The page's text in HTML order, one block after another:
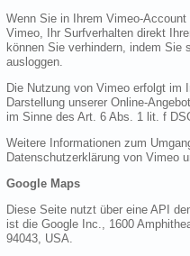
Wenn Sie in Ihrem Vimeo-
Vimeo, Ihr Surfverhalten direkt
können Sie verhindern, indem
ausloggen.
Die Nutzung von Vimeo erfolgt im
Darstellung unserer Online-
im Sinne des Art. 6 Abs. 1 lit. f
Weitere Informationen zum
Datenschutzerklärung von Vimeo
Google Maps
Diese Seite nutzt über eine API
ist die Google Inc., 1600
94043, USA.